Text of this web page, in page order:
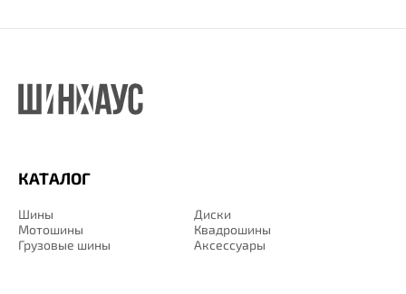
КАТАЛОГ
Шины
Диски
Мотошины
Квадрошины
Грузовые шины
Аксессуары